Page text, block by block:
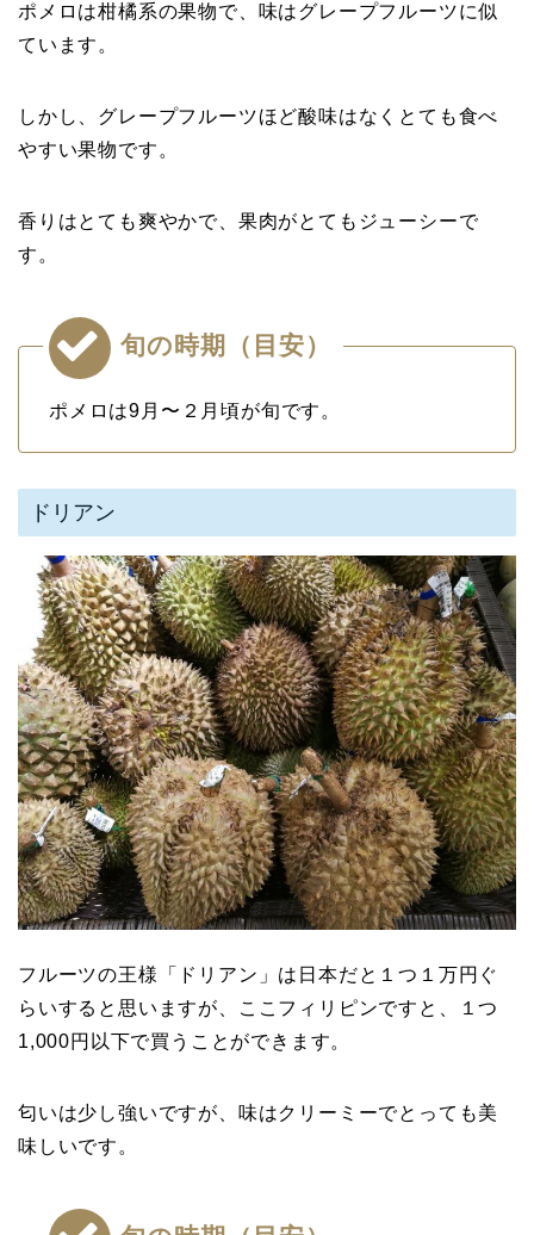
ポメロは柑橘系の果物で、味はグレープフルーツに似
ています。
しかし、グレープフルーツほど酸味はなくとても食べ
やすい果物です。
香りはとても爽やかで、果肉がとてもジューシーで
す。
旬の時期（目安）
ポメロは9月〜２月頃が旬です。
ドリアン
フルーツの王様「ドリアン」は日本だと１つ１万円ぐ
らいすると思いますが、ここフィリピンですと、１つ
1,000円以下で買うことができます。
匂いは少し強いですが、味はクリーミーでとっても美
味しいです。